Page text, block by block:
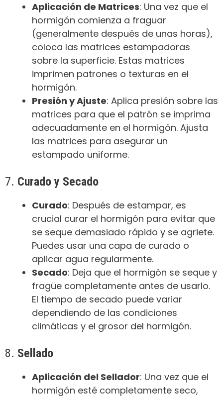
Aplicación de Matrices: Una vez que el
hormigón comienza a fraguar
(generalmente después de unas horas),
coloca las matrices estampadoras
sobre la superficie. Estas matrices
imprimen patrones o texturas en el
hormigón.
Presión y Ajuste: Aplica presión sobre las
matrices para que el patrón se imprima
adecuadamente en el hormigón. Ajusta
las matrices para asegurar un
estampado uniforme.
7. Curado y Secado
Curado: Después de estampar, es
crucial curar el hormigón para evitar que
se seque demasiado rápido y se agriete.
Puedes usar una capa de curado o
aplicar agua regularmente.
Secado: Deja que el hormigón se seque y
fragüe completamente antes de usarlo.
El tiempo de secado puede variar
dependiendo de las condiciones
climáticas y el grosor del hormigón.
8. Sellado
Aplicación del Sellador: Una vez que el
hormigón esté completamente seco,